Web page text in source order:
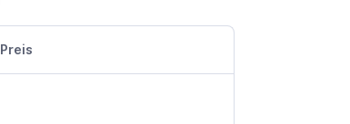
Preis